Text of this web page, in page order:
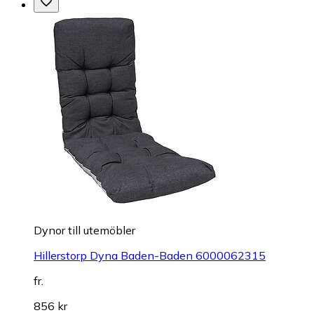
Dynor till utemöbler
Hillerstorp Dyna Baden-Baden 6000062315
fr.
856 kr